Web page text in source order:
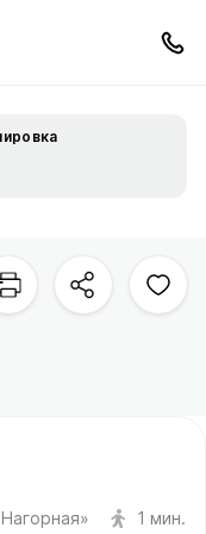
1 мин.